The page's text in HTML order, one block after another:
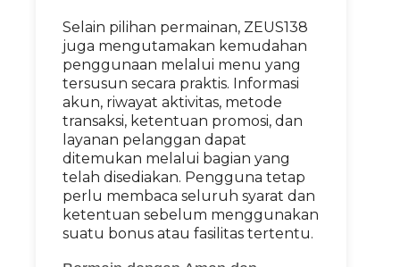
Selain pilihan permainan, ZEUS138
juga mengutamakan kemudahan
penggunaan melalui menu yang
tersusun secara praktis. Informasi
akun, riwayat aktivitas, metode
transaksi, ketentuan promosi, dan
layanan pelanggan dapat
ditemukan melalui bagian yang
telah disediakan. Pengguna tetap
perlu membaca seluruh syarat dan
ketentuan sebelum menggunakan
suatu bonus atau fasilitas tertentu.